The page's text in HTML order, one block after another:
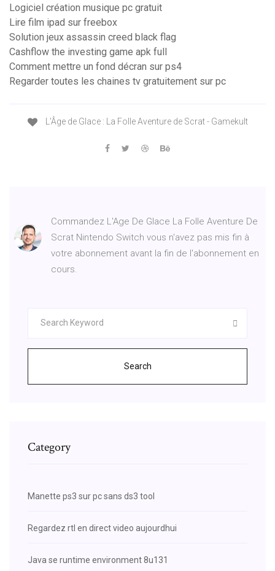
Logiciel création musique pc gratuit
Lire film ipad sur freebox
Solution jeux assassin creed black flag
Cashflow the investing game apk full
Comment mettre un fond décran sur ps4
Regarder toutes les chaines tv gratuitement sur pc
L'Âge de Glace : La Folle Aventure de Scrat - Gamekult
Commandez L'Age De Glace La Folle Aventure De
Scrat Nintendo Switch vous n'avez pas mis fin à
votre abonnement avant la fin de l'abonnement en
cours.
Search
Category
Manette ps3 sur pc sans ds3 tool
Regardez rtl en direct video aujourdhui
Java se runtime environment 8u131